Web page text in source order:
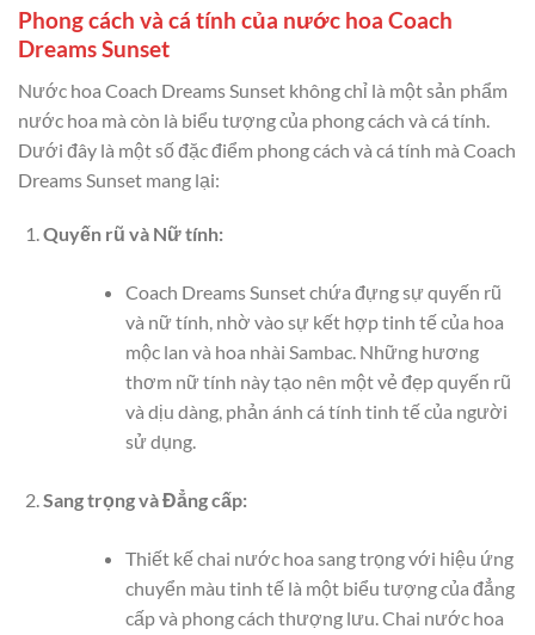
Phong cách và cá tính của nước hoa Coach
Dreams Sunset
Nước hoa Coach Dreams Sunset không chỉ là một sản phẩm
nước hoa mà còn là biểu tượng của phong cách và cá tính.
Dưới đây là một số đặc điểm phong cách và cá tính mà Coach
Dreams Sunset mang lại:
Quyến rũ và Nữ tính:
Coach Dreams Sunset chứa đựng sự quyến rũ
và nữ tính, nhờ vào sự kết hợp tinh tế của hoa
mộc lan và hoa nhài Sambac. Những hương
thơm nữ tính này tạo nên một vẻ đẹp quyến rũ
và dịu dàng, phản ánh cá tính tinh tế của người
sử dụng.
Sang trọng và Đẳng cấp:
Thiết kế chai nước hoa sang trọng với hiệu ứng
chuyển màu tinh tế là một biểu tượng của đẳng
cấp và phong cách thượng lưu. Chai nước hoa